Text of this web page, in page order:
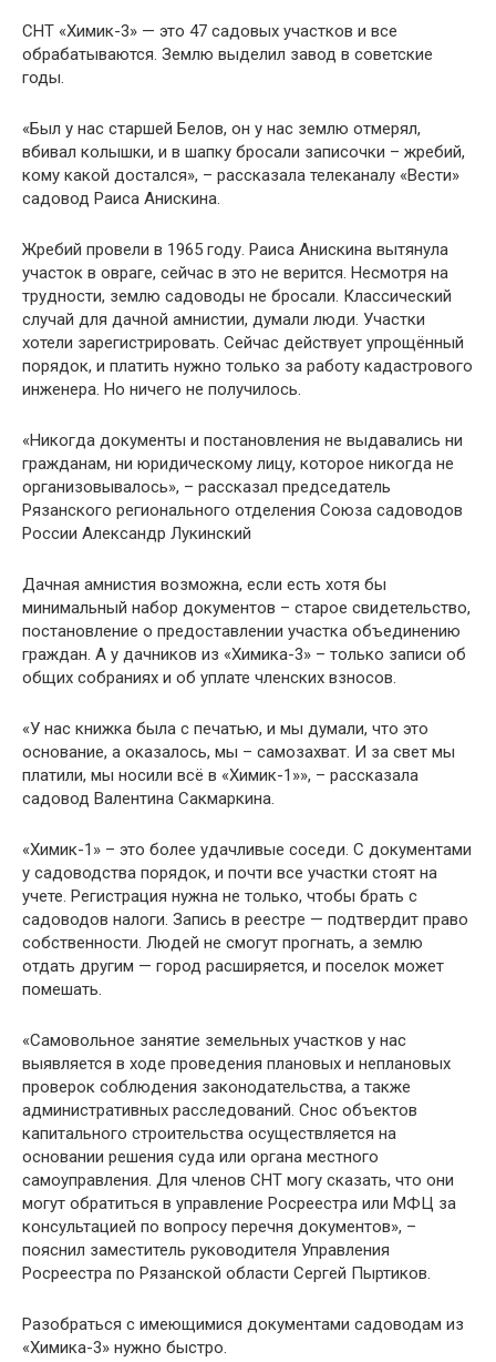
СНТ «Химик-3» — это 47 садовых участков и все
обрабатываются. Землю выделил завод в советские
годы.
«Был у нас старшей Белов, он у нас землю отмерял,
вбивал колышки, и в шапку бросали записочки – жребий,
кому какой достался», – рассказала телеканалу «Вести»
садовод Раиса Анискина.
Жребий провели в 1965 году. Раиса Анискина вытянула
участок в овраге, сейчас в это не верится. Несмотря на
трудности, землю садоводы не бросали. Классический
случай для дачной амнистии, думали люди. Участки
хотели зарегистрировать. Сейчас действует упрощённый
порядок, и платить нужно только за работу кадастрового
инженера. Но ничего не получилось.
«Никогда документы и постановления не выдавались ни
гражданам, ни юридическому лицу, которое никогда не
организовывалось», – рассказал председатель
Рязанского регионального отделения Союза садоводов
России Александр Лукинский
Дачная амнистия возможна, если есть хотя бы
минимальный набор документов – старое свидетельство,
постановление о предоставлении участка объединению
граждан. А у дачников из «Химика-3» – только записи об
общих собраниях и об уплате членских взносов.
«У нас книжка была с печатью, и мы думали, что это
основание, а оказалось, мы – самозахват. И за свет мы
платили, мы носили всё в «Химик-1»», – рассказала
садовод Валентина Сакмаркина.
«Химик-1» – это более удачливые соседи. С документами
у садоводства порядок, и почти все участки стоят на
учете. Регистрация нужна не только, чтобы брать с
садоводов налоги. Запись в реестре — подтвердит право
собственности. Людей не смогут прогнать, а землю
отдать другим — город расширяется, и поселок может
помешать.
«Самовольное занятие земельных участков у нас
выявляется в ходе проведения плановых и неплановых
проверок соблюдения законодательства, а также
административных расследований. Снос объектов
капитального строительства осуществляется на
основании решения суда или органа местного
самоуправления. Для членов СНТ могу сказать, что они
могут обратиться в управление Росреестра или МФЦ за
консультацией по вопросу перечня документов», –
пояснил заместитель руководителя Управления
Росреестра по Рязанской области Сергей Пыртиков.
Разобраться с имеющимися документами садоводам из
«Химика-3» нужно быстро.